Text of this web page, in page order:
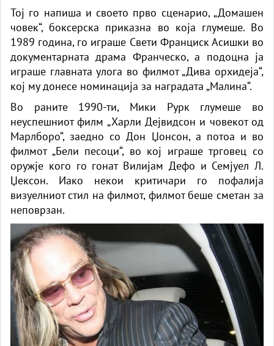
Тој го напиша и своето прво сценарио, „Домашен
човек“, боксерска приказна во која глумеше. Во
1989 година, го играше Свети Франциск Асишки во
документарната драма Франческо, а подоцна ја
играше главната улога во филмот „Дива орхидеја“,
кој му донесе номинација за наградата „Малина“.
Во раните 1990-ти, Мики Рурк глумеше во
неуспешниот филм „Харли Дејвидсон и човекот од
Марлборо“, заедно со Дон Џонсон, а потоа и во
филмот „Бели песоци“, во кој играше трговец со
оружје кого го гонат Вилијам Дефо и Семјуел Л.
Џексон. Иако некои критичари го пофалија
визуелниот стил на филмот, филмот беше сметан за
неповрзан.